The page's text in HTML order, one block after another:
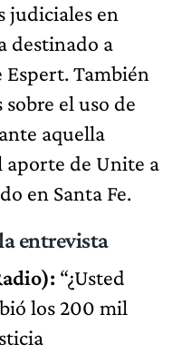
judiciales en
destinado a
También
el uso de
aquella
aporte de Unite a
en Santa Fe.
entrevista
“¿Usted
los 200 mil